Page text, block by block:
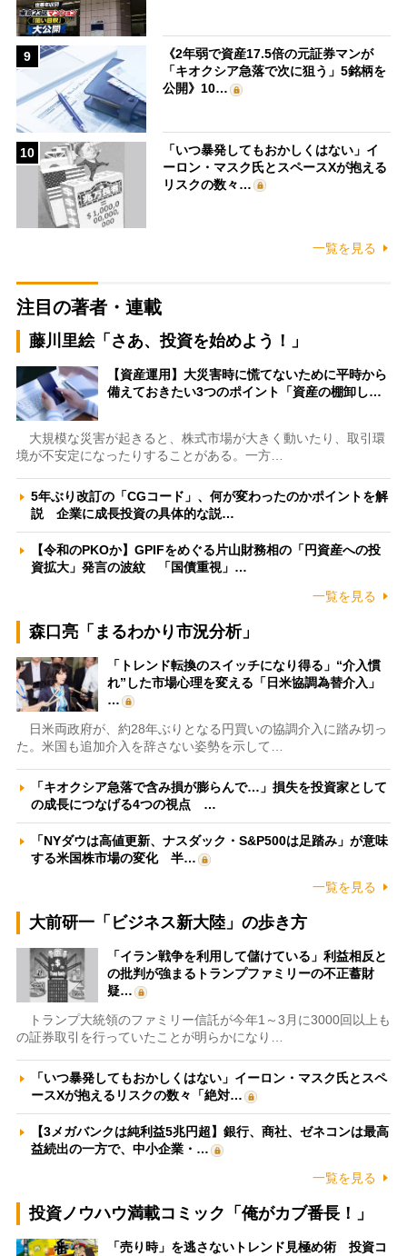
9
《2年弱で資産17.5倍の元証券マンが
「キオクシア急落で次に狙う」5銘柄を
公開》10…
10
「いつ暴発してもおかしくはない」イ
ーロン・マスク氏とスペースXが抱える
リスクの数々…
一覧を見る
注目の著者・連載
藤川里絵「さあ、投資を始めよう！」
【資産運用】大災害時に慌てないために平時から
備えておきたい3つのポイント「資産の棚卸し…
大規模な災害が起きると、株式市場が大きく動いたり、取引環
境が不安定になったりすることがある。一方…
5年ぶり改訂の「CGコード」、何が変わったのかポイントを解
説 企業に成長投資の具体的な説…
【令和のPKOか】GPIFをめぐる片山財務相の「円資産への投
資拡大」発言の波紋 「国債重視」…
一覧を見る
森口亮「まるわかり市況分析」
「トレンド転換のスイッチになり得る」“介入慣
れ”した市場心理を変える「日米協調為替介入」
…
日米両政府が、約28年ぶりとなる円買いの協調介入に踏み切っ
た。米国も追加介入を辞さない姿勢を示して…
「キオクシア急落で含み損が膨らんで…」損失を投資家として
の成長につなげる4つの視点 …
「NYダウは高値更新、ナスダック・S&P500は足踏み」が意味
する米国株市場の変化 半…
一覧を見る
大前研一「ビジネス新大陸」の歩き方
「イラン戦争を利用して儲けている」利益相反と
の批判が強まるトランプファミリーの不正蓄財
疑…
トランプ大統領のファミリー信託が今年1～3月に3000回以上も
の証券取引を行っていたことが明らかになり…
「いつ暴発してもおかしくはない」イーロン・マスク氏とスペ
ースXが抱えるリスクの数々「絶対…
【3メガバンクは純利益5兆円超】銀行、商社、ゼネコンは最高
益続出の一方で、中小企業・…
一覧を見る
投資ノウハウ満載コミック「俺がカブ番長！」
「売り時」を逃さないトレンド見極め術 投資コ